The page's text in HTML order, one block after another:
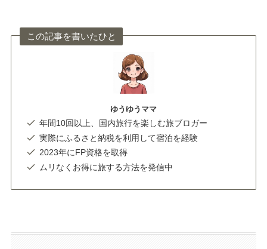
この記事を書いたひと
ゆうゆうママ
年間10回以上、国内旅行を楽しむ旅ブロガー
実際にふるさと納税を利用して宿泊を経験
2023年にFP資格を取得
ムリなくお得に旅する方法を発信中